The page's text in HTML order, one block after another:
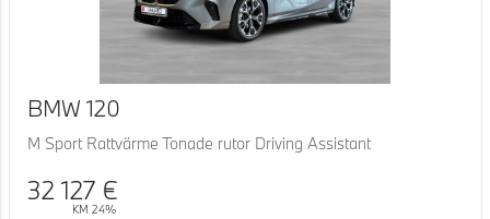
BMW 120
M Sport Rattvärme Tonade rutor Driving Assistant
32 127 €
KM 24%